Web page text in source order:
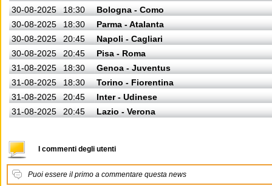
30-08-2025
18:30
Bologna - Como
30-08-2025
18:30
Parma - Atalanta
30-08-2025
20:45
Napoli - Cagliari
30-08-2025
20:45
Pisa - Roma
31-08-2025
18:30
Genoa - Juventus
31-08-2025
18:30
Torino - Fiorentina
31-08-2025
20:45
Inter - Udinese
31-08-2025
20:45 Lazio - Verona
I commenti degli utenti
Puoi essere il primo a commentare questa news